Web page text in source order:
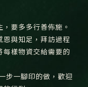
要多多行善佈施。
與知足，拜訪過程
每樣物資交給需要的
步一腳印的做，歡迎